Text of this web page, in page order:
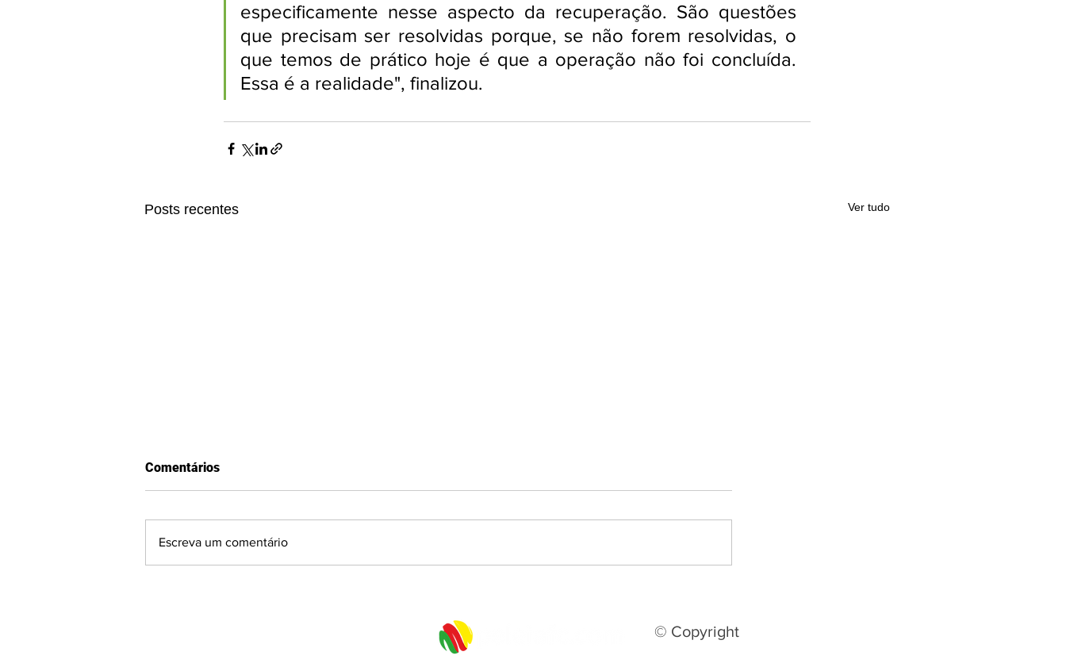
especificamente nesse aspecto da recuperação. São questões
que precisam ser resolvidas porque, se não forem resolvidas, o
que temos de prático hoje é que a operação não foi concluída.
Essa é a realidade", finalizou.
Posts recentes Ver tudo
Brasil sub-20 de 2027
Comentários
Escreva um comentário
© Copyright